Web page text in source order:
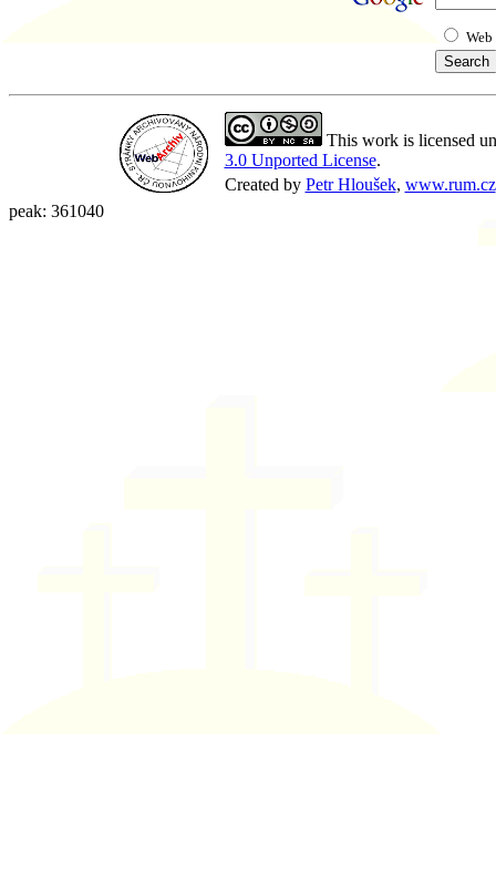
Web
This work is licensed
3.0 Unported License.
Created by Petr Hloušek, www.rum.cz
peak: 361040